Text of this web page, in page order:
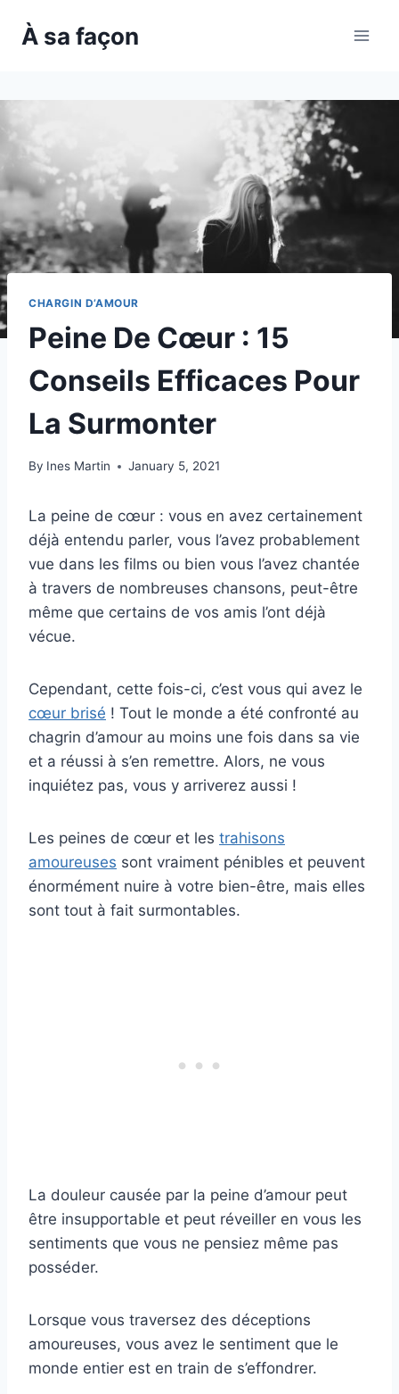
À sa façon
CHARGIN D’AMOUR
Peine De Cœur : 15
Conseils Efficaces Pour
La Surmonter
By Ines Martin January 5, 2021
La peine de cœur : vous en avez certainement
déjà entendu parler, vous l’avez probablement
vue dans les films ou bien vous l’avez chantée
à travers de nombreuses chansons, peut-être
même que certains de vos amis l’ont déjà
vécue.
Cependant, cette fois-ci, c’est vous qui avez le
cœur brisé ! Tout le monde a été confronté au
chagrin d’amour au moins une fois dans sa vie
et a réussi à s’en remettre. Alors, ne vous
inquiétez pas, vous y arriverez aussi !
Les peines de cœur et les trahisons
amoureuses sont vraiment pénibles et peuvent
énormément nuire à votre bien-être, mais elles
sont tout à fait surmontables.
La douleur causée par la peine d’amour peut
être insupportable et peut réveiller en vous les
sentiments que vous ne pensiez même pas
posséder.
Lorsque vous traversez des déceptions
amoureuses, vous avez le sentiment que le
monde entier est en train de s’effondrer.